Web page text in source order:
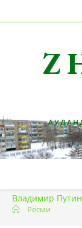
to
Владимир Путин
Ресми